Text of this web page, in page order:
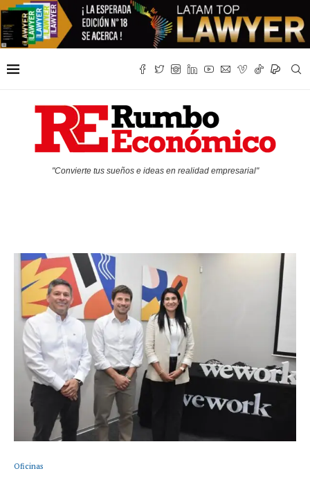
"Convierte tus sueños e ideas en realidad empresarial"
Oficinas